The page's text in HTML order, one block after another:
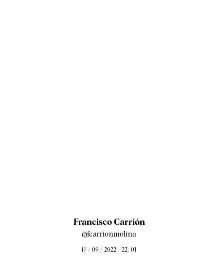
Francisco Carrión
@fcarrionmolina
17 / 09 / 2022 - 22: 01